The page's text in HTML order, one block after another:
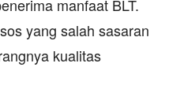
manfaat BLT.
yang salah sasaran
kualitas